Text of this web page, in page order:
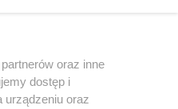
oraz inne
dostęp i
urządzeniu oraz